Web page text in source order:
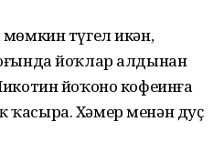
түгел икән,
йоҡлар алдынан
йоҡоно кофеинға
ҡасыра. Хәмер менән дуҫ